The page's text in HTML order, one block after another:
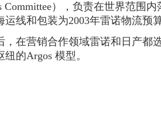
Committee），负责在世界范围
运线和包装为2003年雷诺物流预
营销合作领域雷诺和日产都
的Argos 模型。